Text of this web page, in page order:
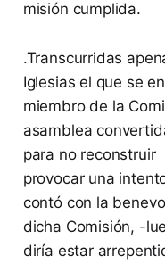
misión cumplida.
.Transcurridas
Iglesias el que se
miembro de la
asamblea
para no
provocar una
contó con la
dicha Comisión, -
diría estar